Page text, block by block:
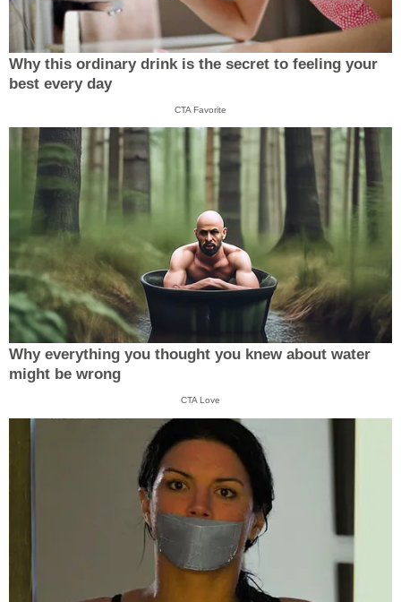
Why this ordinary drink is the secret to feeling your
best every day
CTA Favorite
Why everything you thought you knew about water
might be wrong
CTA Love